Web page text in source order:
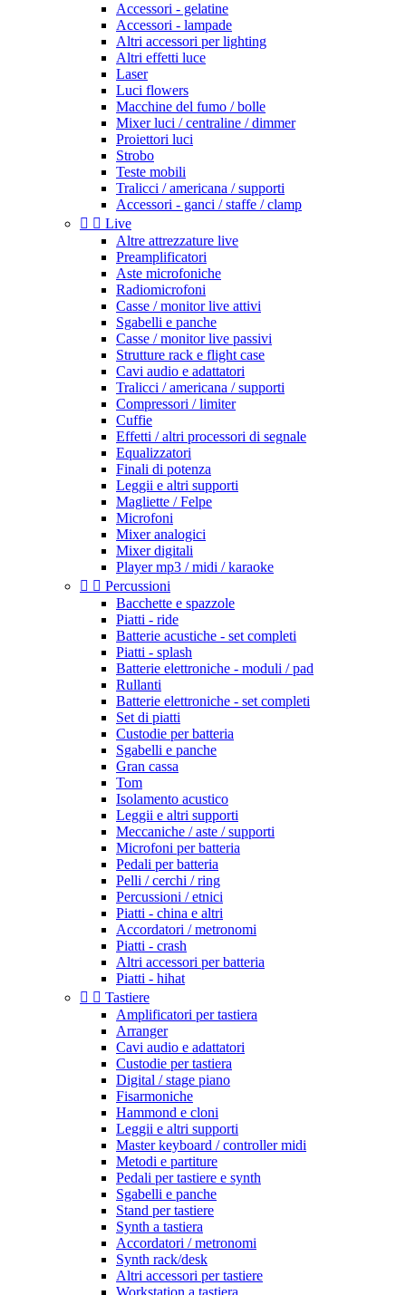
Accessori - gelatine
Accessori - lampade
Altri accessori per lighting
Altri effetti luce
Laser
Luci flowers
Macchine del fumo / bolle
Mixer luci / centraline / dimmer
Proiettori luci
Strobo
Teste mobili
Tralicci / americana / supporti
Accessori - ganci / staffe / clamp
  Live
Altre attrezzature live
Preamplificatori
Aste microfoniche
Radiomicrofoni
Casse / monitor live attivi
Sgabelli e panche
Casse / monitor live passivi
Strutture rack e flight case
Cavi audio e adattatori
Tralicci / americana / supporti
Compressori / limiter
Cuffie
Effetti / altri processori di segnale
Equalizzatori
Finali di potenza
Leggii e altri supporti
Magliette / Felpe
Microfoni
Mixer analogici
Mixer digitali
Player mp3 / midi / karaoke
  Percussioni
Bacchette e spazzole
Piatti - ride
Batterie acustiche - set completi
Piatti - splash
Batterie elettroniche - moduli / pad
Rullanti
Batterie elettroniche - set completi
Set di piatti
Custodie per batteria
Sgabelli e panche
Gran cassa
Tom
Isolamento acustico
Leggii e altri supporti
Meccaniche / aste / supporti
Microfoni per batteria
Pedali per batteria
Pelli / cerchi / ring
Percussioni / etnici
Piatti - china e altri
Accordatori / metronomi
Piatti - crash
Altri accessori per batteria
Piatti - hihat
  Tastiere
Amplificatori per tastiera
Arranger
Cavi audio e adattatori
Custodie per tastiera
Digital / stage piano
Fisarmoniche
Hammond e cloni
Leggii e altri supporti
Master keyboard / controller midi
Metodi e partiture
Pedali per tastiere e synth
Sgabelli e panche
Stand per tastiere
Synth a tastiera
Accordatori / metronomi
Synth rack/desk
Altri accessori per tastiere
Workstation a tastiera